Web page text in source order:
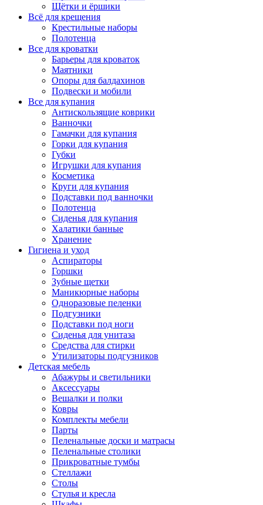
Щётки и ёршики
Всё для крещения
Крестильные наборы
Полотенца
Все для кроватки
Барьеры для кроваток
Маятники
Опоры для балдахинов
Подвески и мобили
Все для купания
Антискользящие коврики
Ванночки
Гамачки для купания
Горки для купания
Губки
Игрушки для купания
Косметика
Круги для купания
Подставки под ванночки
Полотенца
Сиденья для купания
Халатики банные
Хранение
Гигиена и уход
Аспираторы
Горшки
Зубные щетки
Маникюрные наборы
Одноразовые пеленки
Подгузники
Подставки под ноги
Сиденья для унитаза
Средства для стирки
Утилизаторы подгузников
Детская мебель
Абажуры и светильники
Аксессуары
Вешалки и полки
Ковры
Комплекты мебели
Парты
Пеленальные доски и матрасы
Пеленальные столики
Прикроватные тумбы
Стеллажи
Столы
Стулья и кресла